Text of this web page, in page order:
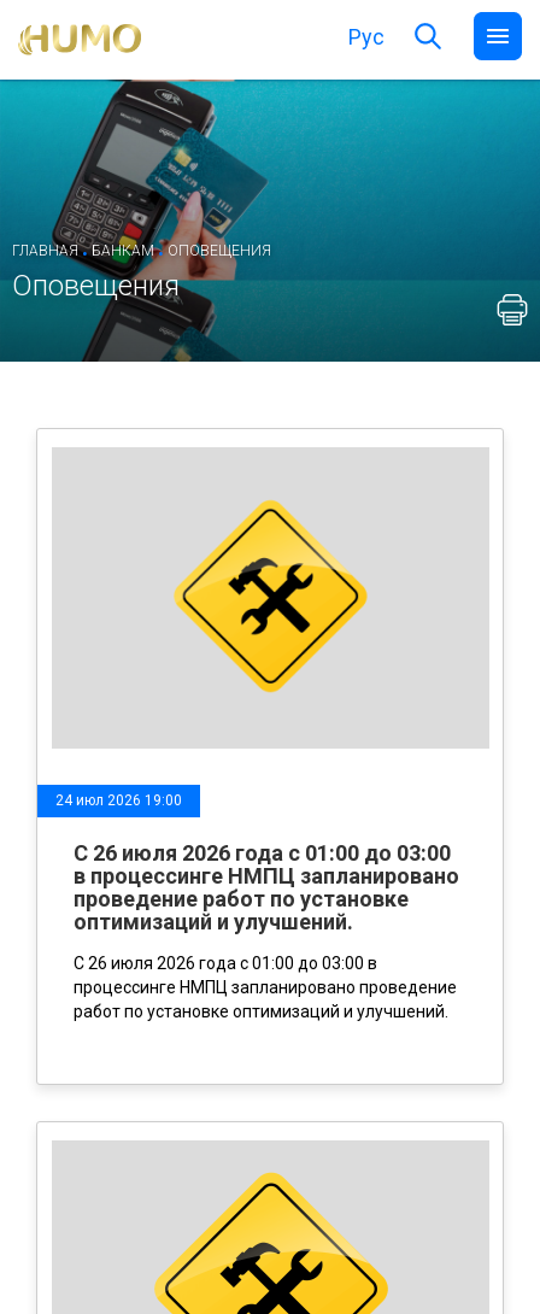
Рус
ГЛАВНАЯ . БАНКАМ .ОПОВЕЩЕНИЯ
Оповещения
24 июл 2026 19:00
C 26 июля 2026 года с 01:00 до 03:00
в процессинге НМПЦ запланировано
проведение работ по установке
оптимизаций и улучшений.
C 26 июля 2026 года с 01:00 до 03:00 в
процессинге НМПЦ запланировано проведение
работ по установке оптимизаций и улучшений.